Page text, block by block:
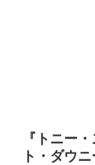
『トニー
ト・ダウ